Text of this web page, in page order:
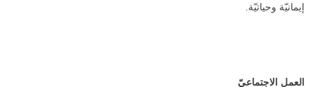
إيمانيّة وحياتيّة.
العمل الاجتماعيّ